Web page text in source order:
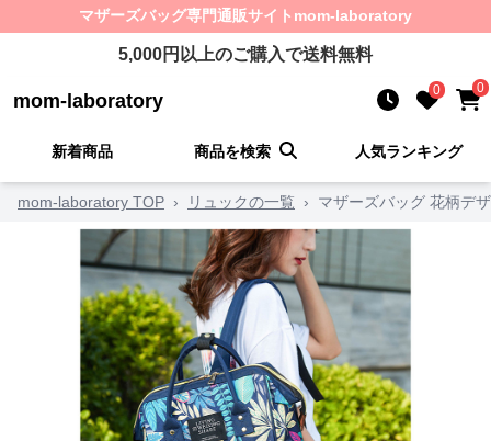
マザーズバッグ専門通販サイト mom-laboratory
5,000円以上のご購入で送料無料
mom-laboratory 0 0
新着商品 商品を検索 人気ランキング
mom-laboratory TOP › リュックの一覧 › マザーズバッグ 花柄デ